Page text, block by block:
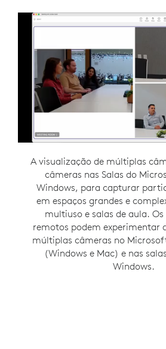
A visualização de múltiplas
câmeras nas Salas do
Windows, para capturar
em espaços grandes e
multiuso e salas de aula.
remotos podem experimentar
múltiplas câmeras no
(Windows e Mac) e nas
Windows.
O diretor inteligente foi
a comunicação flexível,
reunião híbrido inclusivo. Este
Rooms no Windows oferece
seu próprio espaço em uma
galeria, para que
oportunidade de serem vistas
todos os outros na